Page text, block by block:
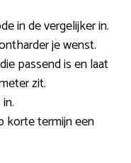
in de vergelijker in.
je wenst.
passend is en laat
zit.
korte termijn een